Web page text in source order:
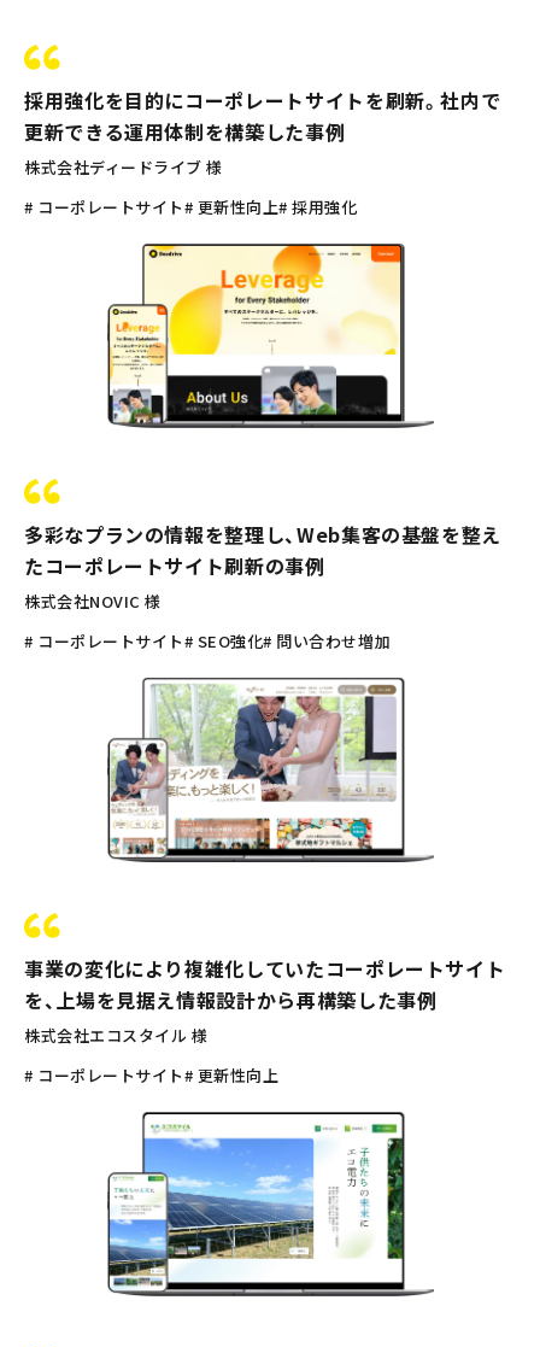
採用強化を目的にコーポレートサイトを刷新。社内で
更新できる運用体制を構築した事例
株式会社ディードライブ 様
# コーポレートサイト# 更新性向上# 採用強化
多彩なプランの情報を整理し、Web集客の基盤を整え
たコーポレートサイト刷新の事例
株式会社NOVIC 様
# コーポレートサイト# SEO強化# 問い合わせ増加
事業の変化により複雑化していたコーポレートサイト
を、上場を見据え情報設計から再構築した事例
株式会社エコスタイル 様
# コーポレートサイト# 更新性向上